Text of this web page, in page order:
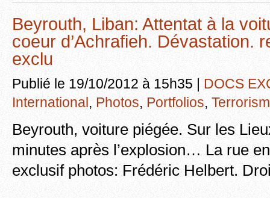
Beyrouth, Liban: Attentat à la
coeur d’Achrafieh. Dévastation.
exclu
Publié le 19/10/2012 à 15h35 | DOCS
International, Photos, Portfolios,
Beyrouth, voiture piégée. Sur les
minutes après l’explosion… La rue
exclusif photos: Frédéric Helbert.